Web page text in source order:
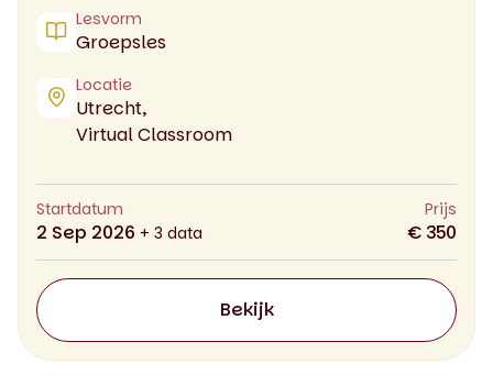
Lesvorm
Groepsles
Locatie
Utrecht,
Virtual Classroom
Startdatum
2 Sep 2026 + 3 data
Prijs
€ 350
Bekijk